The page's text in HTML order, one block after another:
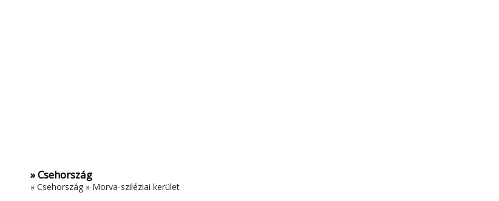
» Csehország
» Csehország » Morva-sziléziai kerület